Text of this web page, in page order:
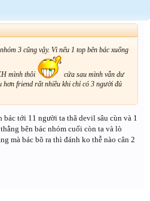
3 cũng vậy. Vì nếu 1 top bên bác xuống
mình thôi
cửa sau mình vẫn dư
hơn friend rất nhiều khi chỉ có 3 người đủ
bác tới 11 người ta thã devil sâu cùn và 1
bên bác nhóm cuối còn ta và lò
mà bác bõ ra thì đánh ko thễ nào cân 2